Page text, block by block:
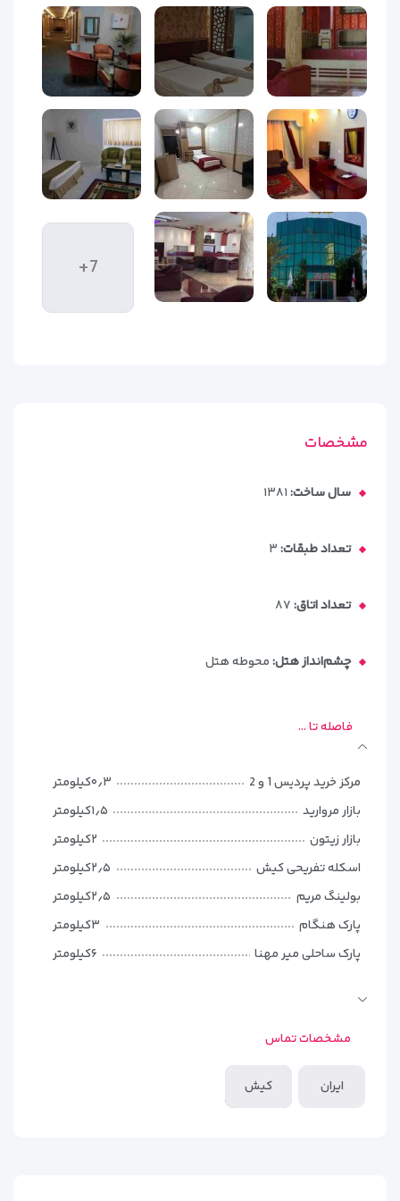
توانسته نظر بسیاری از مسافران را جلب کند. هتل پانیذ در خیابان
رودکی واقع شده است، یکی از بهترین نقاط جزیره که در فاصله
مرکز تجاری کیش و بازار پانیذ قرار دارد. همچنین فاصله این هتل تا
ساحل، اسکله تفریحی و جاذبه‌های اصلی جزیره کمتر از ۲ کیلومتر
است که امکان دسترسی پیاده یا با تاکسی را به‌راحتی فراهم
می‌کند.
مشخصات ظاهری و ساختار کلی هتل
هتل پانیذ کیش از نظر معماری، ساختمانی ساده و کم‌ ارتفاع دارد
که در ۲ طبقه ساخته شده است. نمای بیرونی هتل از آجرهای
سفیدرنگ و طرحی سنتی تشکیل شده که حس صمیمیت و راحتی را
به مهمانان القا می‌کند. ورودی اصلی هتل دارای فضای باز با چند
طول روز وارد فضای اقامت می‌شود. تابلو نام هتل به‌صورت ساده و
هتل پانیذ کیش با طراحی ساده و فضایی صمیمی، اتاق‌هایی راحت،
طبقات همکف و یکم قرار دارند. شامل اتاق‌های دو تخته، سه تخته
است که برای زوج‌ها، خانواده‌ها، گروه‌های دوستانه کاملاً مناسب
(دو نفره) یا دو تخت سینگل (یک نفره) هستند. فضای اتاق ساده
ولی تمیز و دل‌باز است. این گزینه انتخاب مناسبی برای زوج‌های
جوان یا دوستانی است که به‌دنبال اقامت مقرون‌به‌صرفه و در عین
حال راحت هستند.
+7
مشخصات
سال ساخت:۱۳۸۱
تعداد طبقات:۳
تعداد اتاق:۸۷
چشم‌انداز هتل:محوطه هتل
فاصله تا ...
مرکز خرید پردیس 1 و 2
۰٫۳کیلومتر
بازار مروارید
۱٫۵کیلومتر
بازار زیتون
۲کیلومتر
اسکله تفریحی کیش
۲٫۵کیلومتر
بولینگ مریم
۲٫۵کیلومتر
پارک هنگام
۳کیلومتر
پارک ساحلی میر مهنا
۶کیلومتر
مشخصات تماس
ایران کیش